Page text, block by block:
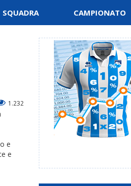
SQUADRA CAMPIONATO
1.232
e
e